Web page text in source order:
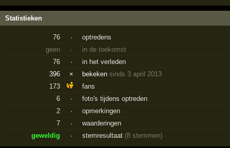
Statistieken
76 ·
optredens
geen
·
in de toekomst
76
·
in het verleden
396
× bekekensinds 3 april 2013
173
fans
6
·
foto's tijdens optreden
2
·
opmerkingen
7
·
waarderingen
geweldig
· stemresultaat (8 stemmen)